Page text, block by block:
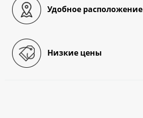
Удобное расположение
Низкие цены